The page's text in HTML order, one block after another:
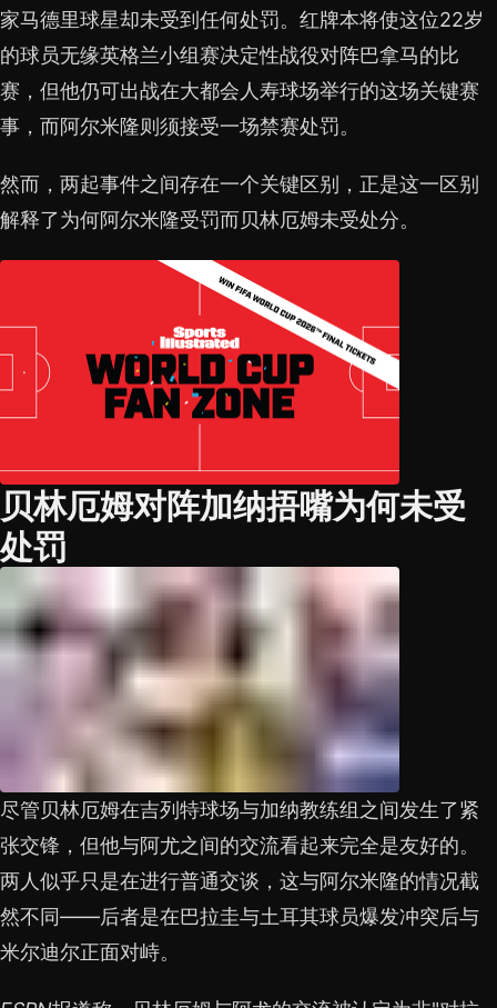
家马德里球星却未受到任何处罚。红牌本将使这位22岁
的球员无缘英格兰小组赛决定性战役对阵巴拿马的比
赛，但他仍可出战在大都会人寿球场举行的这场关键赛
事，而阿尔米隆则须接受一场禁赛处罚。
然而，两起事件之间存在一个关键区别，正是这一区别
解释了为何阿尔米隆受罚而贝林厄姆未受处分。
贝林厄姆对阵加纳捂嘴为何未受
处罚
尽管贝林厄姆在吉列特球场与加纳教练组之间发生了紧
张交锋，但他与阿尤之间的交流看起来完全是友好的。
两人似乎只是在进行普通交谈，这与阿尔米隆的情况截
然不同——后者是在巴拉圭与土耳其球员爆发冲突后与
米尔迪尔正面对峙。